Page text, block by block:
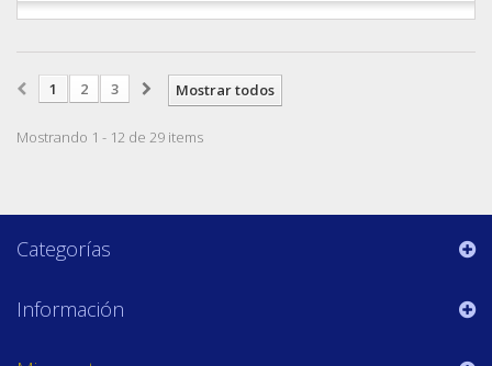
Mostrar todos
1 2 3
Mostrando 1 - 12 de 29 items
Categorías
Información